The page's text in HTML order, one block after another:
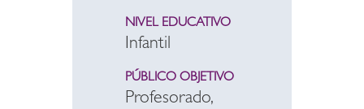
NIVEL EDUCATIVO
Infantil
PÚBLICO OBJETIVO
Profesorado,